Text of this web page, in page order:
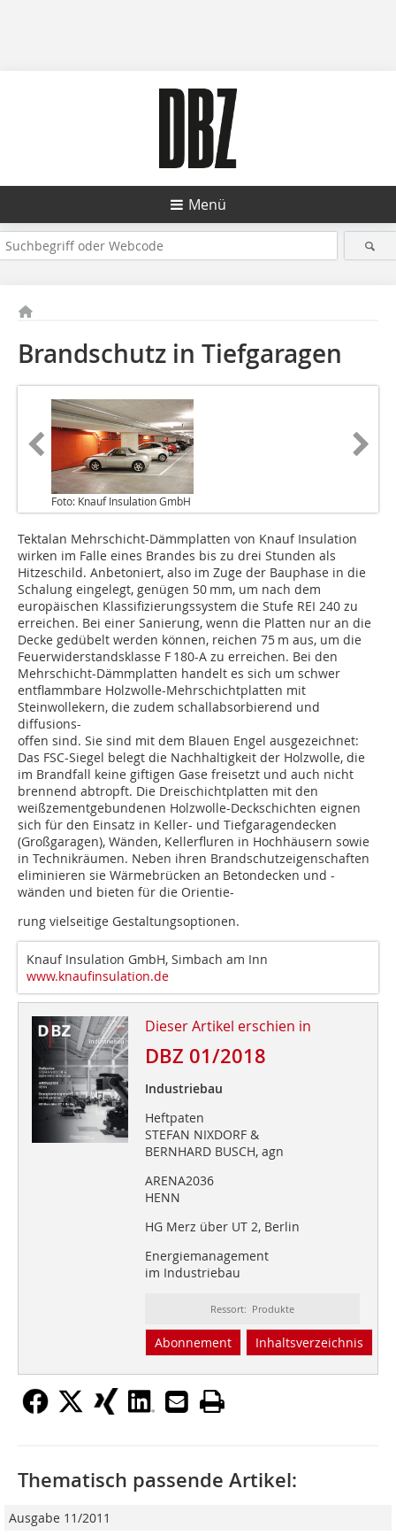
Menü
Brandschutz in Tiefgaragen
Foto: Knauf Insulation GmbH
Tektalan Mehrschicht-Dämmplatten von Knauf Insulation
wirken im Falle eines Brandes bis zu drei Stunden als
Hitzeschild. Anbetoniert, also im Zuge der Bauphase in die
Schalung eingelegt, genügen 50 mm, um nach dem
europäischen Klassifizierungssystem die Stufe REI 240 zu
erreichen. Bei einer Sanierung, wenn die Platten nur an die
Decke gedübelt werden können, reichen 75 m aus, um die
Feuerwiderstandsklasse F 180-A zu erreichen. Bei den
Mehrschicht-Dämmplatten handelt es sich um schwer
entflammbare Holzwolle-Mehrschichtplatten mit
Steinwollekern, die zudem schallabsorbierend und
diffusions-
offen sind. Sie sind mit dem Blauen Engel ausgezeichnet:
Das FSC-Siegel belegt die Nachhaltigkeit der Holzwolle, die
im Brandfall keine giftigen Gase freisetzt und auch nicht
brennend abtropft. Die Dreischichtplatten mit den
weißzementgebundenen Holzwolle-Deckschichten eignen
sich für den Einsatz in Keller- und Tiefgaragendecken
(Großgaragen), Wänden, Kellerfluren in Hochhäusern sowie
in Technikräumen. Neben ihren Brandschutzeigenschaften
eliminieren sie Wärmebrücken an Betondecken und -
wänden und bieten für die Orientie-
rung vielseitige Gestaltungsoptionen.
Knauf Insulation GmbH, Simbach am Inn
www.knaufinsulation.de
Dieser Artikel erschien in
DBZ 01/2018
Industriebau
Heftpaten
STEFAN NIXDORF &
BERNHARD BUSCH, agn
ARENA2036
HENN
HG Merz über UT 2, Berlin
Energiemanagement
im Industriebau
Ressort: Produkte
Abonnement Inhaltsverzeichnis
Thematisch passende Artikel:
Ausgabe 11/2011